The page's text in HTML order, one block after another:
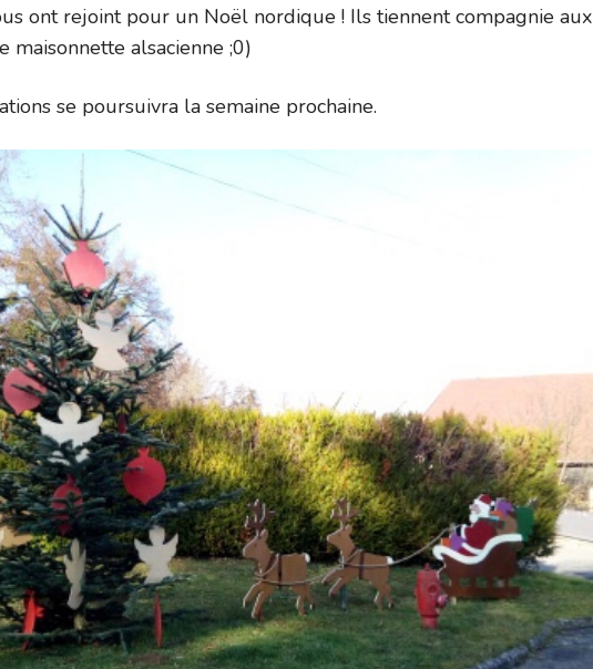
ont rejoint pour un Noël nordique ! Ils tiennent compagnie aux
maisonnette alsacienne ;0)
se poursuivra la semaine prochaine.